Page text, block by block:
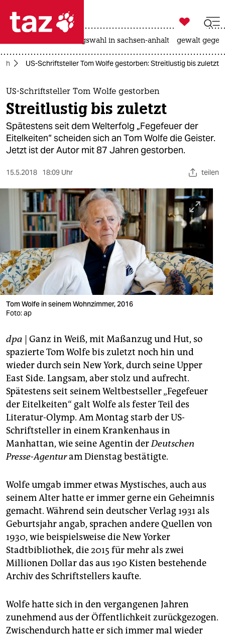
 taz zahl ich
taz zahl ich
themen
politik
öko
sport
berlin
nord
wahrheit
verlag
verlag
veranstaltungen
shop
fragen & hilfe
unterstützen
abo
genossenschaft
epaper login

taz zahl ich
landtagswahl in sachsen-anhalt gewalt
US-Schriftsteller Tom Wolfe gestorben: Streitlustig bis zuletzt
US-Schriftsteller Tom Wolfe gestorben
Streitlustig bis zuletzt
Spätestens seit dem Welterfolg „Fegefeuer der
Eitelkeiten“ scheiden sich an Tom Wolfe die Geister.
Jetzt ist der Autor mit 87 Jahren gestorben.
15.5.2018 18:09 Uhr teilen
Tom Wolfe in seinem Wohnzimmer, 2016
Foto: ap
dpa | Ganz in Weiß, mit Maßanzug und Hut, so
spazierte Tom Wolfe bis zuletzt noch hin und
wieder durch sein New York, durch seine Upper
East Side. Langsam, aber stolz und aufrecht.
Spätestens seit seinem Weltbestseller „Fegefeuer
der Eitelkeiten“ galt Wolfe als fester Teil des
Literatur-Olymp. Am Montag starb der US-
Schriftsteller in einem Krankenhaus in
Manhattan, wie seine Agentin derDeutschen
Presse-Agenturam Dienstag bestätigte.
Wolfe umgab immer etwas Mystisches, auch aus
seinem Alter hatte er immer gerne ein Geheimnis
gemacht. Während sein deutscher Verlag 1931 als
Geburtsjahr angab, sprachen andere Quellen von
1930, wie beispielsweise die New Yorker
Stadtbibliothek, die 2015 für mehr als zwei
Millionen Dollar das aus 190 Kisten bestehende
Archiv des Schriftstellers kaufte.
Wolfe hatte sich in den vergangenen Jahren
zunehmend aus der Öffentlichkeit zurückgezogen.
Zwischendurch hatte er sich immer mal wieder